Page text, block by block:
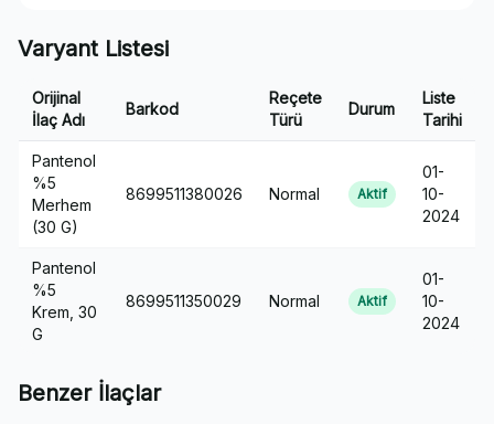
Varyant Listesi
Orijinal
İlaç Adı
Barkod
Reçete
Türü
Durum
Liste
Tarihi
Pantenol
%5
Merhem
(30 G)
8699511380026 Normal Aktif
01-
10-
2024
Pantenol
%5
Krem, 30
G
8699511350029 Normal Aktif
01-
10-
2024
Benzer İlaçlar